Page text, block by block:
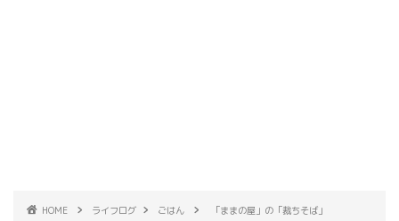
HOME ライフログ ごはん 「ままの屋」の「裁ちそば」